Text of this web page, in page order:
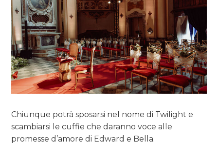
Chiunque potrà sposarsi nel nome di Twilight e
scambiarsi le cuffie che daranno voce alle
promesse d’amore di Edward e Bella.